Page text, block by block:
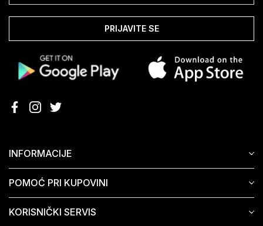
INFORMACIJE
POMOĆ PRI KUPOVINI
KORISNIČKI SERVIS
PRIJAVITE SE